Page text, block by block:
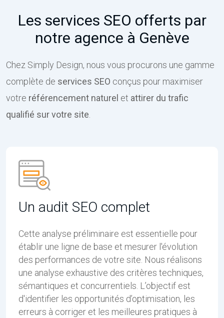
Les services SEO offerts par
notre agence à Genève
Chez Simply Design, nous vous procurons une gamme
complète de services SEO conçus pour maximiser
votre référencement naturel et attirer du trafic
qualifié sur votre site.
Un audit SEO complet
Cette analyse préliminaire est essentielle pour
établir une ligne de base et mesurer l'évolution
des performances de votre site. Nous réalisons
une analyse exhaustive des critères techniques,
sémantiques et concurrentiels. L’objectif est
d'identifier les opportunités d’optimisation, les
erreurs à corriger et les meilleures pratiques à